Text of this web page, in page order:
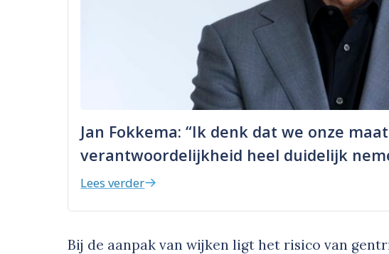
Jan Fokkema: “Ik denk dat we onze
verantwoordelijkheid heel duidelijk
Lees verder
Bij de aanpak van wijken ligt het risico van